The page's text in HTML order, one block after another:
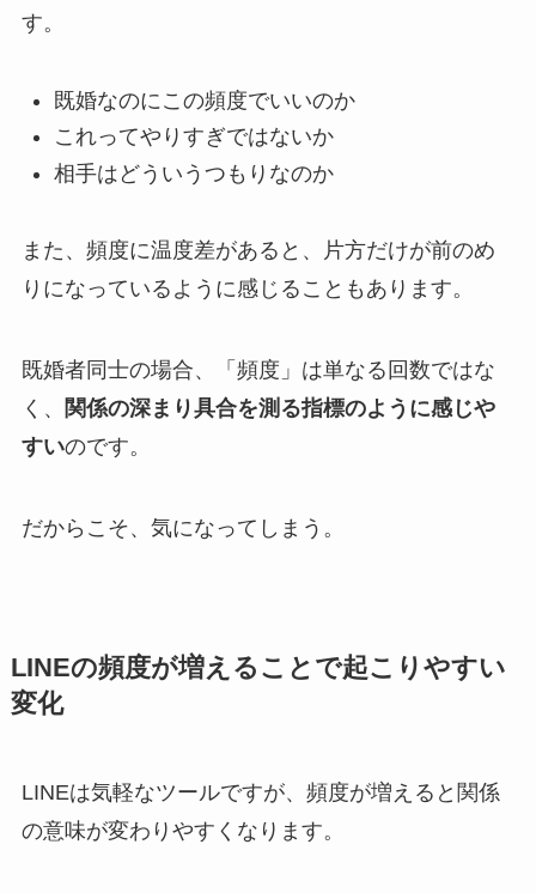
す。
既婚なのにこの頻度でいいのか
これってやりすぎではないか
相手はどういうつもりなのか
また、頻度に温度差があると、片方だけが前のめ
りになっているように感じることもあります。
既婚者同士の場合、「頻度」は単なる回数ではな
く、
関係の深まり具合を測る指標のように感じや
すいのです。
だからこそ、気になってしまう。
LINEの頻度が増えることで起こりやすい
変化
LINEは気軽なツールですが、頻度が増えると関係
の意味が変わりやすくなります。